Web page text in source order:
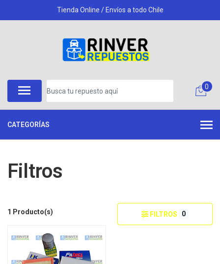
Tienda Online / Envíos a todo Chile
0
CATEGORÍAS
Filtros
1 Producto(s) FILTROS 0